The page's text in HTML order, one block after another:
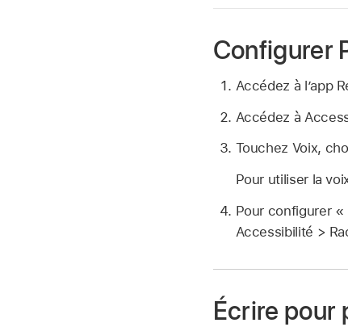
Configurer
Accédez à l’app
Accédez à
Touchez Voix,
Pour utiliser la
Pour configurer
Accessibilité >
Écrire pour